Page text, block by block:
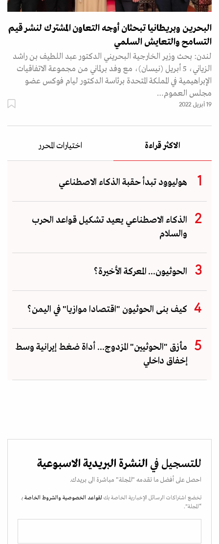
البحرين وبريطانيا تبحثان أوجه التعاون المشترك لنشر قيم
التسامح والتعايش السلمي
لندن: بحث وزير الخارجية البحريني الدكتور عبد اللطيف بن راشد
الزياني، 5 أبريل (نيسان)، مع وفد برلماني من مجموعة الاتفاقيات
الإبراهيمية في المملكة المتحدة برئاسة الدكتور ليام فوكس عضو
مجلس العموم…
19 أبريل 2022
الاكثر قراءة اختيارات المحرر
هوليوود تبدأ حقبة الذكاء الاصطناعي
الذكاء الاصطناعي يعيد تشكيل قواعد الحرب
والسلام
الحوثيون... المعركة الأخيرة؟
كيف بنى الحوثيون "اقتصادا موازيا" في اليمن؟
مأزق "الحوثيين" المزدوج... أداة ضغط إيرانية وسط
إخفاق داخلي
للتسجيل في النشرة البريدية الاسبوعية
احصل على أفضل ما تقدمه "المجلة" مباشرة الى بريدك.
تخضع اشتراكات الرسائل الإخبارية الخاصة بك لقواعد الخصوصية والشروط الخاصة بـ
“المجلة".